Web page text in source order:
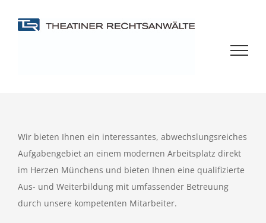
Inhalt
Wir bieten Ihnen ein interessantes, abwechslungsreiches
Aufgabengebiet an einem modernen Arbeitsplatz direkt
im Herzen Münchens und bieten Ihnen eine qualifizierte
Aus- und Weiterbildung mit umfassender Betreuung
durch unsere kompetenten Mitarbeiter.